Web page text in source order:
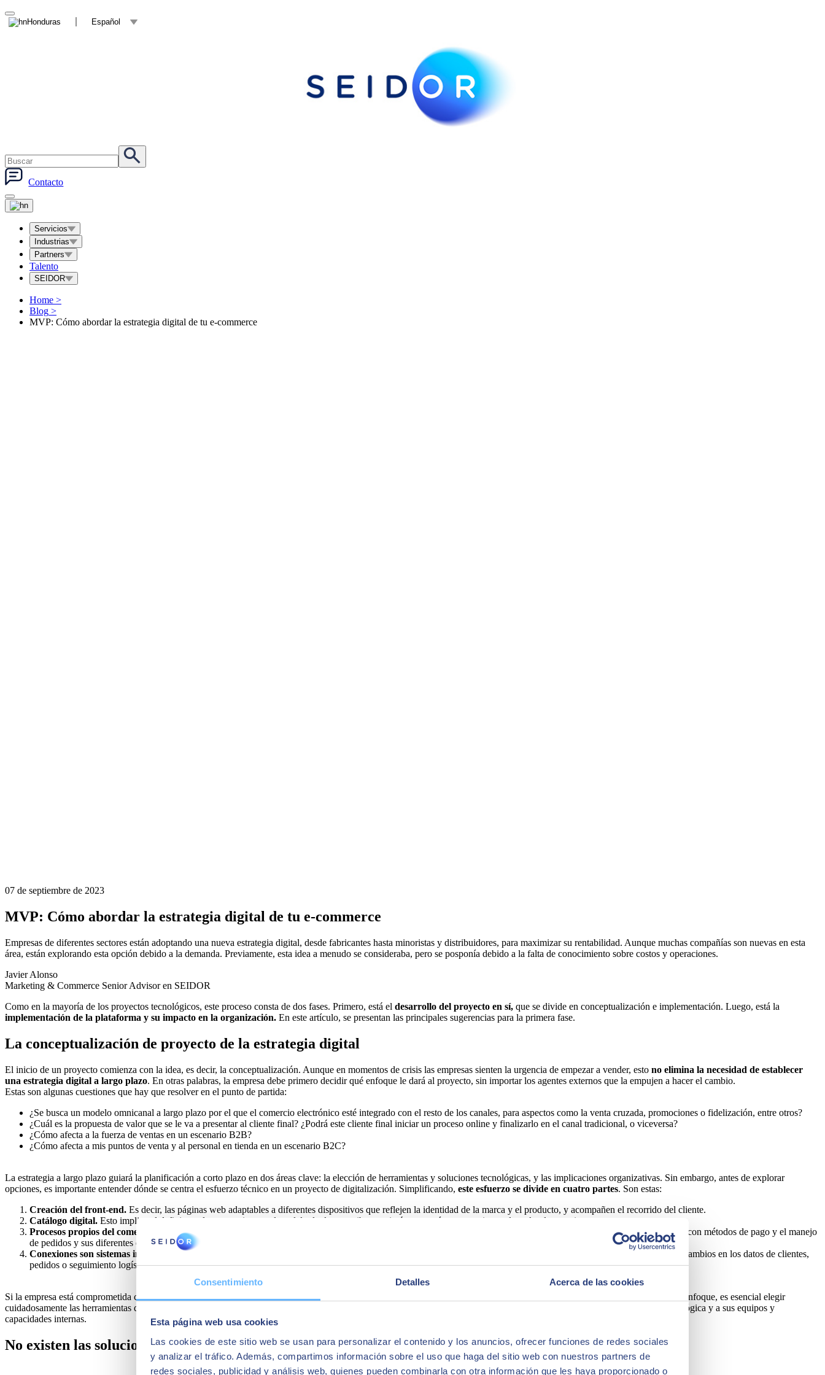
Consentimiento Detalles Acerca de las cookies
Esta página web usa cookies
Las cookies de este sitio web se usan para personalizar el contenido y los anuncios, ofrecer funciones de redes sociales
y analizar el tráfico. Además, compartimos información sobre el uso que haga del sitio web con nuestros partners de
redes sociales, publicidad y análisis web, quienes pueden combinarla con otra información que les haya proporcionado o
Honduras Español
Contacto
Servicios
Industrias
Partners
Talento
SEIDOR
Home >
Blog >
MVP: Cómo abordar la estrategia digital de tu e-commerce
07 de septiembre de 2023
MVP: Cómo abordar la estrategia digital de tu e-commerce
Empresas de diferentes sectores están adoptando una nueva estrategia digital, desde fabricantes hasta minoristas y distribuidores, para maximizar su rentabilidad. Aunque muchas compañías son nuevas en esta
área, están explorando esta opción debido a la demanda. Previamente, esta idea a menudo se consideraba, pero se posponía debido a la falta de conocimiento sobre costos y operaciones.
Javier Alonso
Marketing & Commerce Senior Advisor en SEIDOR
Como en la mayoría de los proyectos tecnológicos, este proceso consta de dos fases. Primero, está el desarrollo del proyecto en sí, que se divide en conceptualización e implementación. Luego, está la
implementación de la plataforma y su impacto en la organización. En este artículo, se presentan las principales sugerencias para la primera fase.
La conceptualización de proyecto de la estrategia digital
El inicio de un proyecto comienza con la idea, es decir, la conceptualización. Aunque en momentos de crisis las empresas sienten la urgencia de empezar a vender, esto no elimina la necesidad de establecer
una estrategia digital a largo plazo. En otras palabras, la empresa debe primero decidir qué enfoque le dará al proyecto, sin importar los agentes externos que la empujen a hacer el cambio.
Estas son algunas cuestiones que hay que resolver en el punto de partida:
¿Se busca un modelo omnicanal a largo plazo por el que el comercio electrónico esté integrado con el resto de los canales, para aspectos como la venta cruzada, promociones o fidelización, entre otros?
¿Cuál es la propuesta de valor que se le va a presentar al cliente final? ¿Podrá este cliente final iniciar un proceso online y finalizarlo en el canal tradicional, o viceversa?
¿Cómo afecta a la fuerza de ventas en un escenario B2B?
¿Cómo afecta a mis puntos de venta y al personal en tienda en un escenario B2C?
La estrategia a largo plazo guiará la planificación a corto plazo en dos áreas clave: la elección de herramientas y soluciones tecnológicas, y las implicaciones organizativas. Sin embargo, antes de explorar
opciones, es importante entender dónde se centra el esfuerzo técnico en un proyecto de digitalización. Simplificando, este esfuerzo se divide en cuatro partes. Son estas:
Creación del front-end. Es decir, las páginas web adaptables a diferentes dispositivos que reflejen la identidad de la marca y el producto, y acompañen el recorrido del cliente.
Catálogo digital. Esto implica el definir productos, variantes, el modelo de datos, atributos e imágenes, así como gestionar el stock y los precios.
Procesos propios del comercio electrónico.
Hablamos de aspectos como las promociones a aplicar o las sugerencias basadas en la actividad del cliente, las integraciones con métodos de pago y el manejo
de pedidos y sus diferentes estados.
Conexiones son sistemas internos de la empresa.
Esta vinculación permite el flujo de información diversa, como la actualización de datos de productos, precios, stock, cambios en los datos de clientes,
pedidos o seguimiento logístico, entre otros.
Si la empresa está comprometida con la digitalización, a pesar de buscar objetivos a corto plazo,
En este enfoque, es esencial elegir
cuidadosamente las herramientas que se adapten mejor al contexto tecnológico actual y futuro de la empresa. Cada empresa es única en este sentido, debido a su situación tecnológica y a sus equipos y
capacidades internas.
No existen las soluciones universales para una estrategia digital